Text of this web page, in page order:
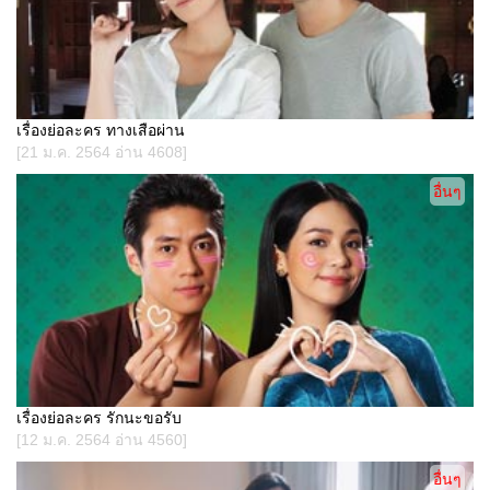
เรื่องย่อละคร ทางเสือผ่าน
[21 ม.ค. 2564 อ่าน 4608]
เรื่องย่อละคร รักนะขอรับ
[12 ม.ค. 2564 อ่าน 4560]
อื่นๆ
อื่นๆ